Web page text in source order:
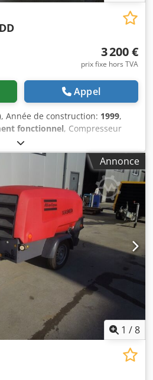
3 200 €
prix fixe hors TVA
Appel
, Année de construction: 1999,
fonctionnel, Compresseur
après service !
en Pologne. Données
min Pression de service : 7
Heures de fonctionnement :
Anvsa Compresseur
à l’emploi, garantie incluse.
brut : 16 605 PLN
Annonce
1 /8